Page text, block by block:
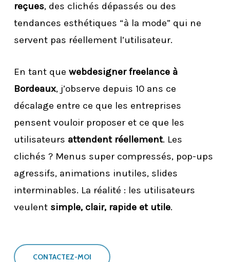
reçues, des clichés dépassés ou des
tendances esthétiques “à la mode” qui ne
servent pas réellement l’utilisateur.
En tant que webdesigner freelance à
Bordeaux, j’observe depuis 10 ans ce
décalage entre ce que les entreprises
pensent vouloir proposer et ce que les
utilisateurs attendent réellement. Les
clichés ? Menus super compressés, pop-ups
agressifs, animations inutiles, slides
interminables. La réalité : les utilisateurs
veulent simple, clair, rapide et utile.
CONTACTEZ-MOI